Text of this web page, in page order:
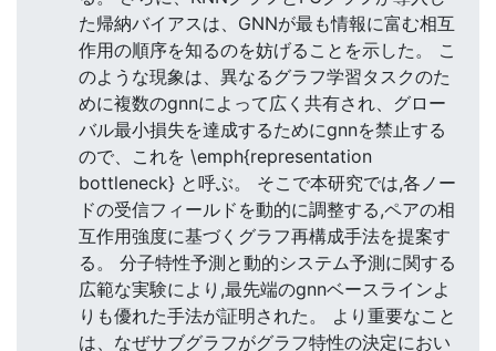
た帰納バイアスは、GNNが最も情報に富む相互
作用の順序を知るのを妨げることを示した。 こ
のような現象は、異なるグラフ学習タスクのた
めに複数のgnnによって広く共有され、グロー
バル最小損失を達成するためにgnnを禁止する
ので、これを \emph{representation
bottleneck} と呼ぶ。 そこで本研究では,各ノー
ドの受信フィールドを動的に調整する,ペアの相
互作用強度に基づくグラフ再構成手法を提案す
る。 分子特性予測と動的システム予測に関する
広範な実験により,最先端のgnnベースラインよ
りも優れた手法が証明された。 より重要なこと
は、なぜサブグラフがグラフ特性の決定におい